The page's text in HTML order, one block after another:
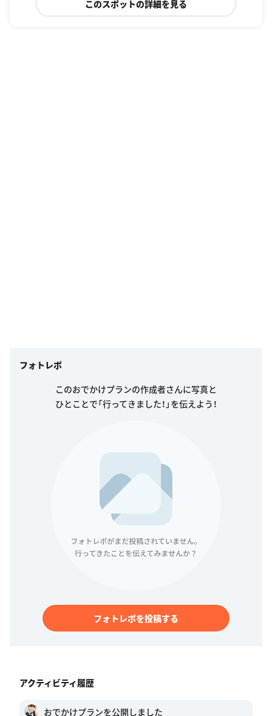
このスポットの詳細を見る
フォトレポ
このおでかけプランの作成者さんに写真と
ひとことで「行ってきました！」を伝えよう！
フォトレポを投稿する
アクティビティ履歴
おでかけプランを公開しました